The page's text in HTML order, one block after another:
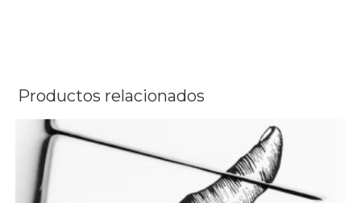
Productos relacionados